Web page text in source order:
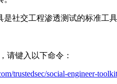
是社交工程渗透测试的标准工
请键入以下命令：
trustedsec/social-engineer-